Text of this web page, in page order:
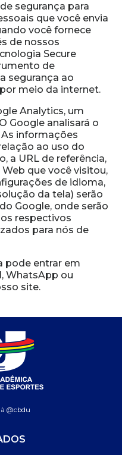
segurança para
que você envia
você fornece
de nossos
Secure
de
segurança ao
meio da internet.
Analytics, um
Google analisará o
As informações
ao uso do
a URL de referência,
que você visitou,
de idioma,
da tela) serão
Google, onde serão
respectivos
para nós de
pode entrar em
WhatsApp ou
site.
@cbdu